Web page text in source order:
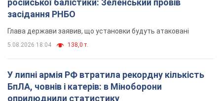
засідання РНБО
Глава держави заявив, що установки будуть атаковані
5.08.2026 18:04 138,0 т.
У липні армія РФ втратила рекордну кількість
БпЛА, човнів і катерів: в Міноборони
оприлюднили статистику